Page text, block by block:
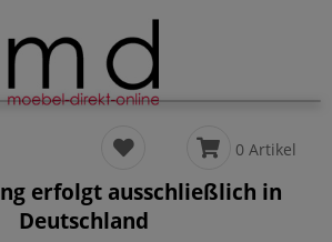
0 Artikel
erfolgt ausschließlich in
Deutschland